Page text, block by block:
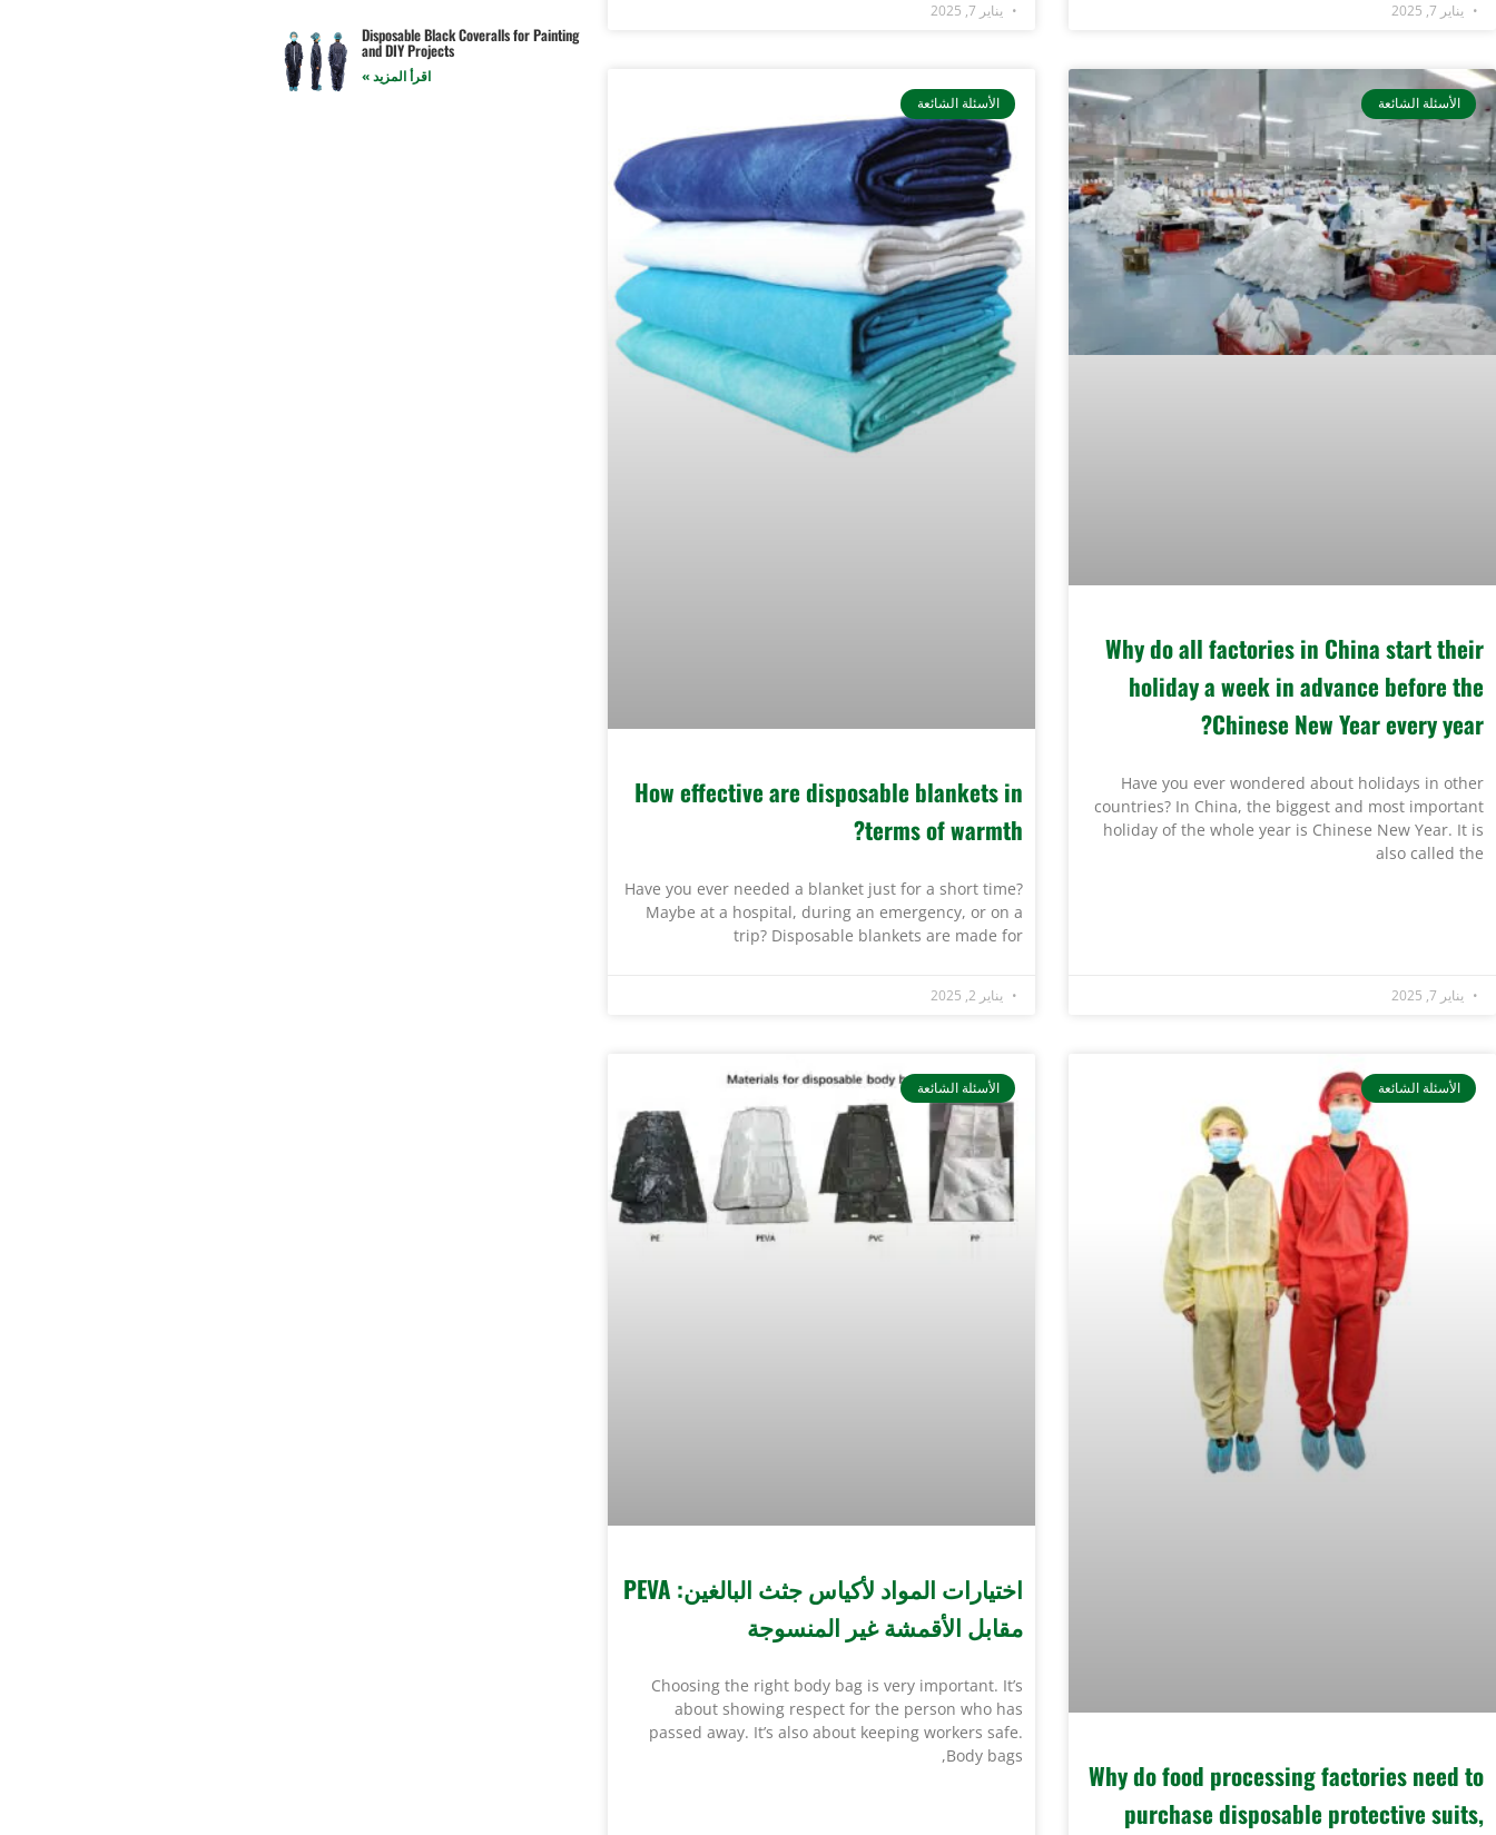
يناير 7, 2025 يناير 7, 2025
الأسئلة الشائعة
Why do all factories in China start their
holiday a week in advance before the
Chinese New Year every year?
Have you ever wondered about holidays in other
countries? In China, the biggest and most important
holiday of the whole year is Chinese New Year. It is
also called the
يناير 7, 2025
الأسئلة الشائعة
How effective are disposable blankets in
terms of warmth?
Have you ever needed a blanket just for a short time?
Maybe at a hospital, during an emergency, or on a
trip? Disposable blankets are made for
يناير 2, 2025
الأسئلة الشائعة
Why do food processing factories need to
purchase disposable protective suits,
الأسئلة الشائعة
اختيارات المواد لأكياس جثث البالغين: PEVA
مقابل الأقمشة غير المنسوجة
Choosing the right body bag is very important. It’s
about showing respect for the person who has
passed away. It’s also about keeping workers safe.
Body bags,
Disposable Black Coveralls for Painting
and DIY Projects
اقرأ المزيد »